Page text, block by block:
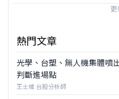
熱門文章
光學、台塑、無人機集體噴
判斷進場點
王士維 台股分析師